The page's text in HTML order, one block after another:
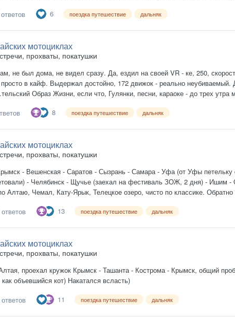
6 поездка путешествие дальняк
мотоциклах
прохваты, покатушки
не был дома, не видел сразу. Да, ездил на своей VR - ке, 250,
просто в кайф. Выдержал достойно, 172 движок - реально
Образ Жизни, если что, Гулянки, песни, караоке - до трех утра
8 поездка путешествие дальняк
мотоциклах
прохваты, покатушки
- Вешенская - Саратов - Сызрань - Самара - Уфа (от Уфы петельку
- Челябинск - Щучье (заехал на фестиваль ЗОЖ, 2 дня) - Ишим -
Алтаю, Чемал, Кату-Ярык, Телецкое озеро, чисто по классике.
13 поездка путешествие дальняк
мотоциклах
прохваты, покатушки
проехал кружок Крымск - Ташанта - Кострома - Крымск, общий
объевшийся кот) Накатался всласть)
11 поездка путешествие дальняк